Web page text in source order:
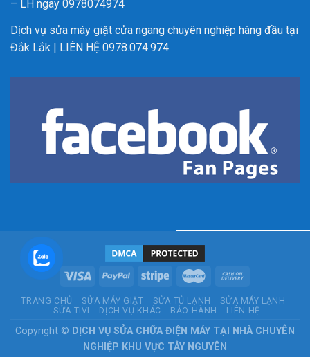
– LH ngay 0978074974
Dịch vụ sửa máy giặt cửa ngang chuyên nghiệp hàng đầu tại
Đắk Lắk | LIÊN HỆ 0978.074.974
TRANG CHỦ SỬA MÁY GIẶT SỬA TỦ LẠNH
SỬA MÁY LẠNH
SỬA TIVI
DỊCH VỤ KHÁC BẢO HÀNH LIÊN HỆ
Copyright © DỊCH VỤ SỬA CHỮA ĐIỆN MÁY TẠI NHÀ CHUYÊN
NGHIỆP KHU VỰC TÂY NGUYÊN